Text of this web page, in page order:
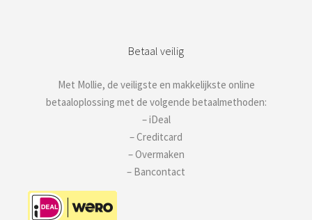
Betaal veilig
Met Mollie, de veiligste en makkelijkste online
betaaloplossing met de volgende betaalmethoden:
– iDeal
– Creditcard
– Overmaken
– Bancontact